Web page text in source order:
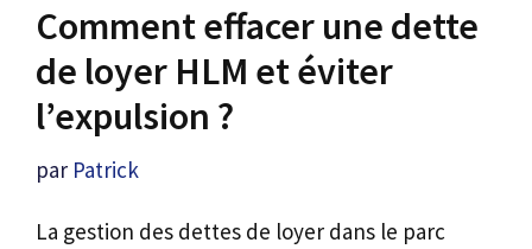
Comment effacer une dette
de loyer HLM et éviter
l’expulsion ?
par Patrick
La gestion des dettes de loyer dans le parc